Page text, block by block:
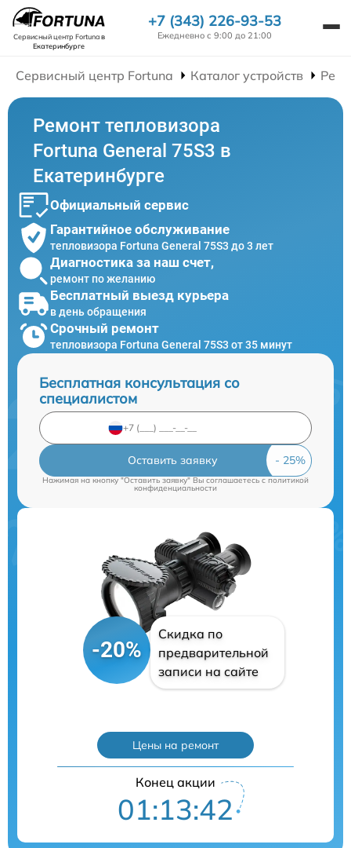
Сервисный центр Fortunaв
Екатеринбурге
+7 (343) 226-93-53
Ежедневно с 9:00 до 21:00
Сервисный центр Fortuna Каталог устройств
Ремонт тепловизора
Fortuna General 75S3 в
Екатеринбурге
Официальный сервис
Гарантийное обслуживание
тепловизора Fortuna General 75S3 до 3 лет
Диагностика за наш счет,
ремонт по желанию
Бесплатный выезд курьера
в день обращения
Срочный ремонт
тепловизора Fortuna General 75S3 от 35 минут
Бесплатная консультация со
специалистом
Оставить заявку
Нажимая на кнопку "Оставить заявку" Вы соглашаетесь cполитикой
конфиденциальности
-20%
Скидка по
предварительной
записи на сайте
Цены на ремонт
Конец акции
01:13:41